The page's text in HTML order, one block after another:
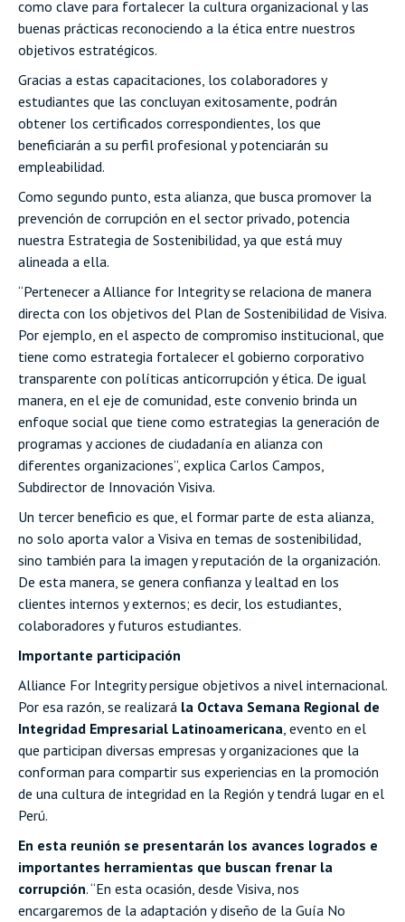
como clave para fortalecer la cultura organizacional y las
buenas prácticas reconociendo a la ética entre nuestros
objetivos estratégicos.
Gracias a estas capacitaciones, los colaboradores y
estudiantes que las concluyan exitosamente, podrán
obtener los certificados correspondientes, los que
beneficiarán a su perfil profesional y potenciarán su
empleabilidad.
Como segundo punto, esta alianza, que busca promover la
prevención de corrupción en el sector privado, potencia
nuestra Estrategia de Sostenibilidad, ya que está muy
alineada a ella.
“Pertenecer a Alliance for Integrity se relaciona de manera
directa con los objetivos del Plan de Sostenibilidad de Visiva.
Por ejemplo, en el aspecto de compromiso institucional, que
tiene como estrategia fortalecer el gobierno corporativo
transparente con políticas anticorrupción y ética. De igual
manera, en el eje de comunidad, este convenio brinda un
enfoque social que tiene como estrategias la generación de
programas y acciones de ciudadanía en alianza con
diferentes organizaciones”, explica Carlos Campos,
Subdirector de Innovación Visiva.
Un tercer beneficio es que, el formar parte de esta alianza,
no solo aporta valor a Visiva en temas de sostenibilidad,
sino también para la imagen y reputación de la organización.
De esta manera, se genera confianza y lealtad en los
clientes internos y externos; es decir, los estudiantes,
colaboradores y futuros estudiantes.
Importante participación
Alliance For Integrity persigue objetivos a nivel internacional.
Por esa razón, se realizará la Octava Semana Regional de
Integridad Empresarial Latinoamericana, evento en el
que participan diversas empresas y organizaciones que la
conforman para compartir sus experiencias en la promoción
de una cultura de integridad en la Región y tendrá lugar en el
Perú.
En esta reunión se presentarán los avances logrados e
importantes herramientas que buscan frenar la
corrupción. “En esta ocasión, desde Visiva, nos
encargaremos de la adaptación y diseño de la Guía No